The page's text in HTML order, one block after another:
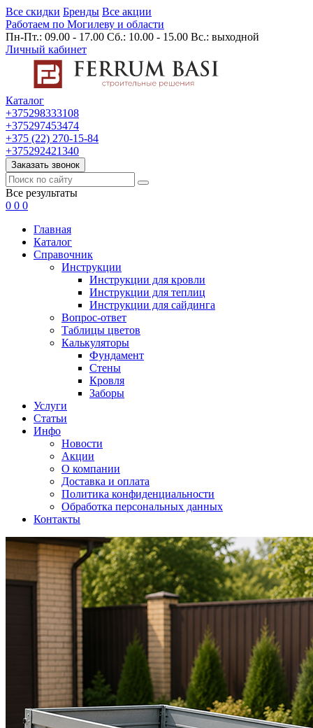
Все скидки Бренды Все акции
Работаем по Могилеву и области
Пн-Пт.: 09.00 - 17.00 Сб.: 10.00 - 15.00 Вс.: выходной
Личный кабинет
Каталог
+375298333108
+375297453474
+375 (22) 270-15-84
+375292421340
Заказать звонок
Все результаты
0 0 0
Главная
Каталог
Cправочник
Инструкции
Инструкции для кровли
Инструкции для теплиц
Инструкции для сайдинга
Вопрос-ответ
Таблицы цветов
Калькуляторы
Фундамент
Стены
Кровля
Заборы
Услуги
Статьи
Инфо
Новости
Акции
О компании
Доставка и оплата
Политика конфиденциальности
Обработка персональных данных
Контакты